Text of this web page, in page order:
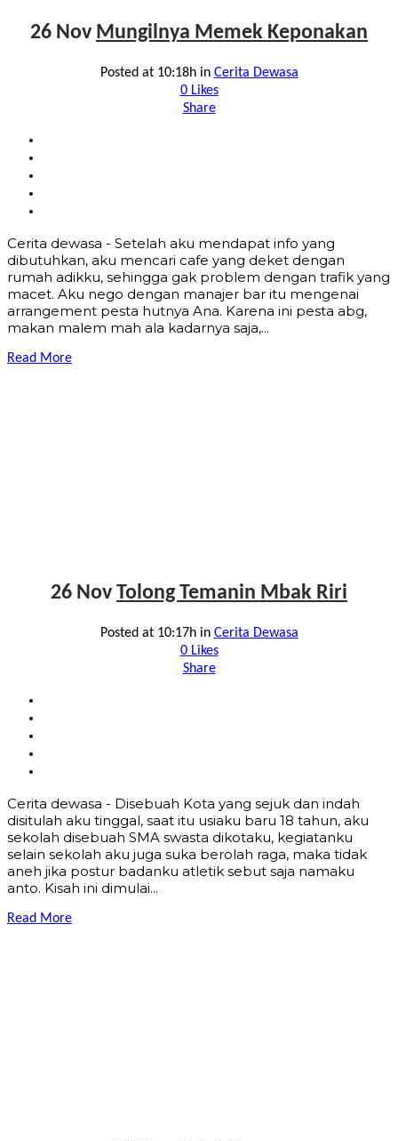
26 Nov Mungilnya Memek Keponakan
Posted at 10:18hin Cerita Dewasa
0Likes
Share
Cerita dewasa - Setelah aku mendapat info yang
dibutuhkan, aku mencari cafe yang deket dengan
rumah adikku, sehingga gak problem dengan trafik yang
macet. Aku nego dengan manajer bar itu mengenai
arrangement pesta hutnya Ana. Karena ini pesta abg,
makan malem mah ala kadarnya saja,...
Read More
26 Nov Tolong Temanin Mbak Riri
Posted at 10:17hin Cerita Dewasa
0Likes
Share
Cerita dewasa - Disebuah Kota yang sejuk dan indah
disitulah aku tinggal, saat itu usiaku baru 18 tahun, aku
sekolah disebuah SMA swasta dikotaku, kegiatanku
selain sekolah aku juga suka berolah raga, maka tidak
aneh jika postur badanku atletik sebut saja namaku
anto. Kisah ini dimulai...
Read More